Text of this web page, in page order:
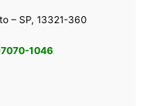
– SP, 13321-360
1046